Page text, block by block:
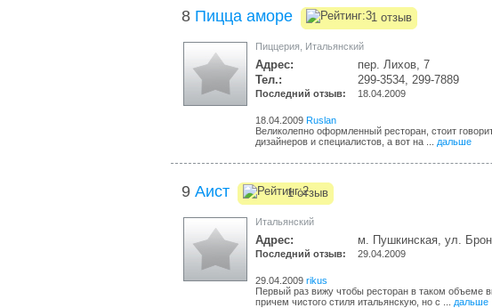
8 Пицца аморе 1 отзыв
Пиццерия Итальянский
Адрес:
пер. Лихов, 7
Тел.:
299-3534, 299-7889
Последний отзыв: 18.04.2009
18.04.2009 Ruslan
Великолепно оформленный ресторан, стоит
дизайнеров и специалистов, а вот на ... дальше
9 Аист 1 отзыв
Итальянский
Адрес: м. Пушкинская, ул.
Последний отзыв: 29.04.2009
29.04.2009 rikus
Первый раз вижу чтобы ресторан в таком объеме
причем чистого стиля итальянскую, но с ... дальше